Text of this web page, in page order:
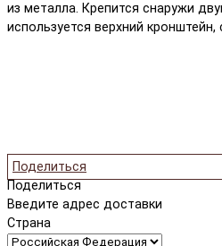
из металла. Крепится снаружи
используется верхний кронштейн,
Поделиться
Поделиться
Введите адрес доставки
Страна